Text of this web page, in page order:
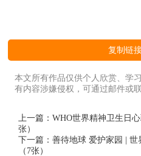
复制链
本文所有作品仅供个人欣赏、学
有内容涉嫌侵权，可通过邮件或
上一篇：WHO世界精神卫生日
张）
下一篇：善待地球 爱护家园 |
（7张）